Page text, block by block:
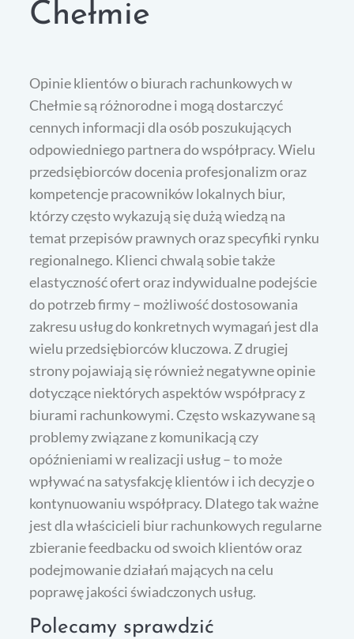
Chełmie
Opinie klientów o biurach rachunkowych w
Chełmie są różnorodne i mogą dostarczyć
cennych informacji dla osób poszukujących
odpowiedniego partnera do współpracy. Wielu
przedsiębiorców docenia profesjonalizm oraz
kompetencje pracowników lokalnych biur,
którzy często wykazują się dużą wiedzą na
temat przepisów prawnych oraz specyfiki rynku
regionalnego. Klienci chwalą sobie także
elastyczność ofert oraz indywidualne podejście
do potrzeb firmy – możliwość dostosowania
zakresu usług do konkretnych wymagań jest dla
wielu przedsiębiorców kluczowa. Z drugiej
strony pojawiają się również negatywne opinie
dotyczące niektórych aspektów współpracy z
biurami rachunkowymi. Często wskazywane są
problemy związane z komunikacją czy
opóźnieniami w realizacji usług – to może
wpływać na satysfakcję klientów i ich decyzje o
kontynuowaniu współpracy. Dlatego tak ważne
jest dla właścicieli biur rachunkowych regularne
zbieranie feedbacku od swoich klientów oraz
podejmowanie działań mających na celu
poprawę jakości świadczonych usług.
Polecamy sprawdzić